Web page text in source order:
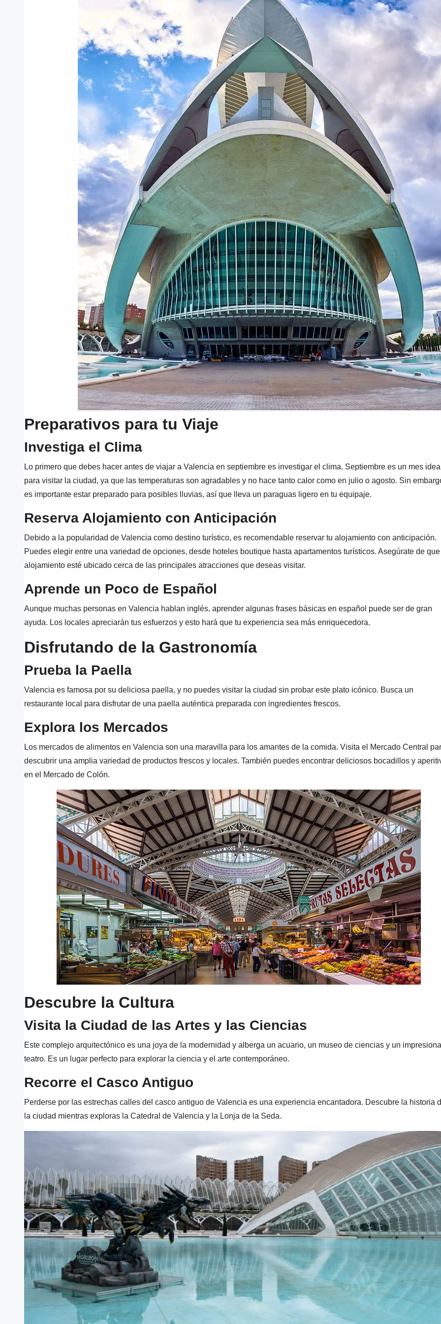
Preparativos para tu Viaje
Investiga el Clima
Lo primero que debes hacer antes de viajar a Valencia en septiembre es investigar el clima. Septiembre es un mes ideal
para visitar la ciudad, ya que las temperaturas son agradables y no hace tanto calor como en julio o agosto. Sin
es importante estar preparado para posibles lluvias, así que lleva un paraguas ligero en tu equipaje.
Reserva Alojamiento con Anticipación
Debido a la popularidad de Valencia como destino turístico, es recomendable reservar tu alojamiento con anticipación.
Puedes elegir entre una variedad de opciones, desde hoteles boutique hasta apartamentos turísticos. Asegúrate de que
alojamiento esté ubicado cerca de las principales atracciones que deseas visitar.
Aprende un Poco de Español
Aunque muchas personas en Valencia hablan inglés, aprender algunas frases básicas en español puede ser de gran
ayuda. Los locales apreciarán tus esfuerzos y esto hará que tu experiencia sea más enriquecedora.
Disfrutando de la Gastronomía
Prueba la Paella
Valencia es famosa por su deliciosa paella, y no puedes visitar la ciudad sin probar este plato icónico. Busca un
restaurante local para disfrutar de una paella auténtica preparada con ingredientes frescos.
Explora los Mercados
Los mercados de alimentos en Valencia son una maravilla para los amantes de la comida. Visita el Mercado Central
descubrir una amplia variedad de productos frescos y locales. También puedes encontrar deliciosos bocadillos y
en el Mercado de Colón.
Descubre la Cultura
Visita la Ciudad de las Artes y las Ciencias
Este complejo arquitectónico es una joya de la modernidad y alberga un acuario, un museo de ciencias y un
teatro. Es un lugar perfecto para explorar la ciencia y el arte contemporáneo.
Recorre el Casco Antiguo
Perderse por las estrechas calles del casco antiguo de Valencia es una experiencia encantadora. Descubre la historia
la ciudad mientras exploras la Catedral de Valencia y la Lonja de la Seda.